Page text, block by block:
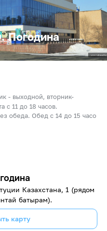
Погодина
- выходной, вторник-
с 11 до 18 часов.
обеда. Обед с 14 до 15 часо
Казахстана, 1 (рядом
батырам).
карту